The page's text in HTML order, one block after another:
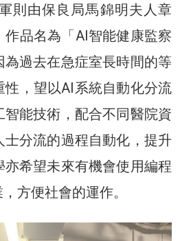
則由保良局馬錦明夫人章
品名為「AI智能健康監察
過去在急症室長時間的等
，望以AI系統自動化分流
能技術，配合不同醫院資
分流的過程自動化，提升
希望未來有機會使用編程
方便社會的運作。